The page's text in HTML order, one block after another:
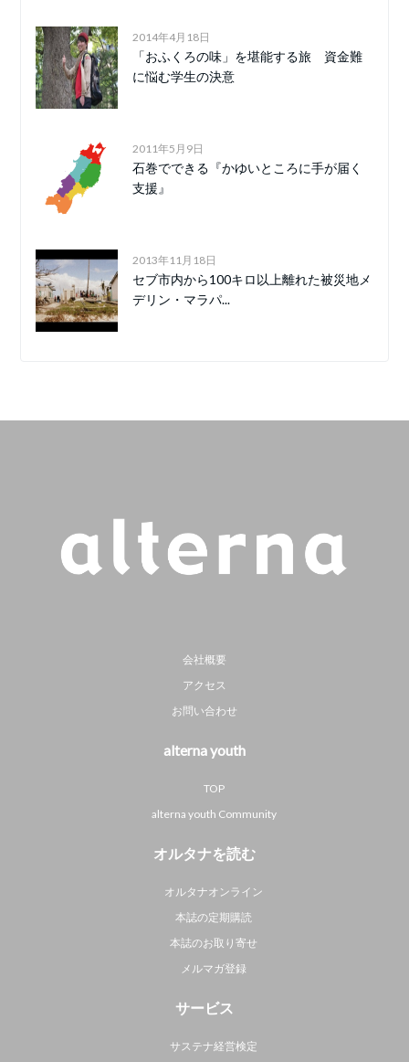
2014年4月18日
「おふくろの味」を堪能する旅 資金難
に悩む学生の決意
2011年5月9日
石巻でできる『かゆいところに手が届く
支援』
2013年11月18日
セブ市内から100キロ以上離れた被災地メ
デリン・マラパ...
会社概要
アクセス
お問い合わせ
alterna youth
TOP
alterna youth Community
オルタナを読む
オルタナオンライン
本誌の定期購読
本誌のお取り寄せ
メルマガ登録
サービス
サステナ経営検定